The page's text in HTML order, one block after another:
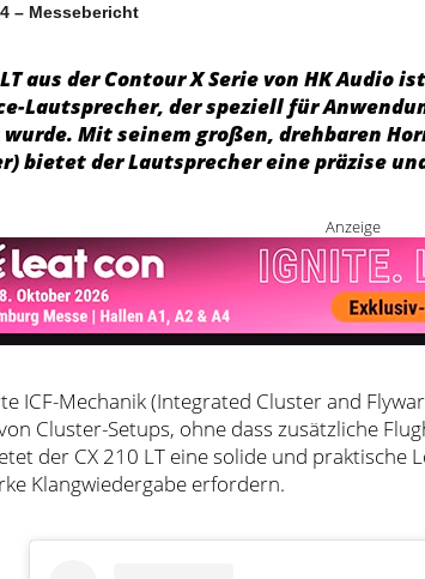
– Messebericht
LT aus der Contour X Serie von HK
Lautsprecher, der speziell für
Mit seinem großen, drehbaren
bietet der Lautsprecher eine präzise
Anzeige
ICF-Mechanik (Integrated Cluster and
Cluster-Setups, ohne dass zusätzliche
der CX 210 LT eine solide und praktische
Klangwiedergabe erfordern.